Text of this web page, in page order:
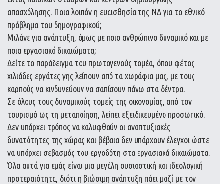
απασχόλησης. Ποια λοιπόν η ευαισθησία της ΝΔ για το εθνικό
πρόβλημα του δημογραφικού;
Μιλάνε για ανάπτυξη, όμως με ποιο ανθρώπινο δυναμικό και με
ποια εργασιακά δικαιώματα;
Δείτε το παράδειγμα του πρωτογενούς τομέα, όπου φέτος
χιλιάδες εργάτες γης λείπουν από τα χωράφια μας, με τους
καρπούς να κινδυνεύουν να σαπίσουν πάνω στα δέντρα.
Σε όλους τους δυναμικούς τομείς της οικονομίας, από τον
τουρισμό ως τη μεταποίηση, λείπει εξειδικευμένο προσωπικό.
Δεν υπάρχει τρόπος να καλυφθούν οι αναπτυξιακές
δυνατότητες της χώρας και βέβαια δεν υπάρχουν έλεγχοι ώστε
να υπάρχει σεβασμός του εργοδότη στα εργασιακά δικαιώματα.
Όλα αυτά για εμάς είναι μια μεγάλη ουσιαστική και ιδεολογική
προτεραιότητα, διότι η βιώσιμη ανάπτυξη πάει μαζί με τον